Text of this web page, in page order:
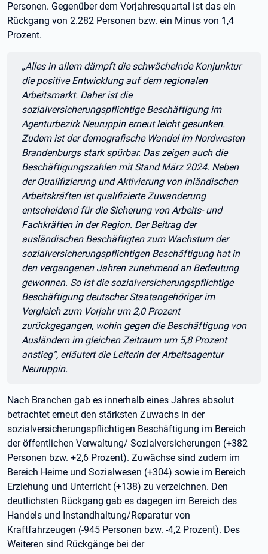
Personen. Gegenüber dem Vorjahresquartal ist das ein
Rückgang von 2.282 Personen bzw. ein Minus von 1,4
Prozent.
Zitat:
„Alles in allem dämpft die schwächelnde Konjunktur
die positive Entwicklung auf dem regionalen
Arbeitsmarkt. Daher ist die
sozialversicherungspflichtige Beschäftigung im
Agenturbezirk Neuruppin erneut leicht gesunken.
Zudem ist der demografische Wandel im Nordwesten
Brandenburgs stark spürbar. Das zeigen auch die
Beschäftigungszahlen mit Stand März 2024. Neben
der Qualifizierung und Aktivierung von inländischen
Arbeitskräften ist qualifizierte Zuwanderung
entscheidend für die Sicherung von Arbeits- und
Fachkräften in der Region. Der Beitrag der
ausländischen Beschäftigten zum Wachstum der
sozialversicherungspflichtigen Beschäftigung hat in
den vergangenen Jahren zunehmend an Bedeutung
gewonnen. So ist die sozialversicherungspflichtige
Beschäftigung deutscher Staatangehöriger im
Vergleich zum Vorjahr um 2,0 Prozent
zurückgegangen, wohin gegen die Beschäftigung von
Ausländern im gleichen Zeitraum um 5,8 Prozent
anstieg“, erläutert die Leiterin der Arbeitsagentur
Neuruppin.
Nach Branchen gab es innerhalb eines Jahres absolut
betrachtet erneut den stärksten Zuwachs in der
sozialversicherungspflichtigen Beschäftigung im Bereich
der öffentlichen Verwaltung/ Sozialversicherungen (+382
Personen bzw. +2,6 Prozent). Zuwächse sind zudem im
Bereich Heime und Sozialwesen (+304) sowie im Bereich
Erziehung und Unterricht (+138) zu verzeichnen. Den
deutlichsten Rückgang gab es dagegen im Bereich des
Handels und Instandhaltung/Reparatur von
Kraftfahrzeugen (-945 Personen bzw. -4,2 Prozent). Des
Weiteren sind Rückgänge bei der